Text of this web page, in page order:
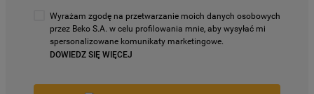
Wyrażam zgodę na przetwarzanie moich danych osobowych
przez Beko S.A. w celu profilowania mnie, aby wysyłać mi
spersonalizowane komunikaty marketingowe.
DOWIEDZ SIĘ WIĘCEJ